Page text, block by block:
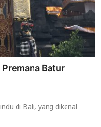
Premana Batur
di Bali, yang dikenal